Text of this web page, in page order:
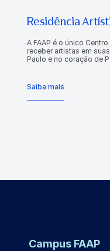
Residência
A FAAP é o único
receber artistas em
Paulo e no coração de
Saiba mais
Campus FAAP